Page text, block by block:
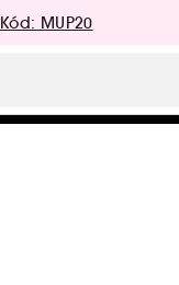
Kód: MUP20